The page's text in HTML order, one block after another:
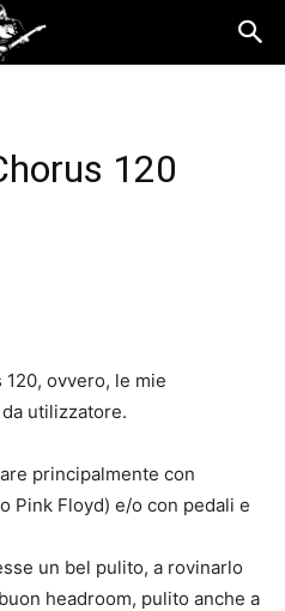
120
120, ovvero, le mie
utilizzatore.
principalmente con
Pink Floyd) e/o con pedali e
un bel pulito, a rovinarlo
headroom, pulito anche a